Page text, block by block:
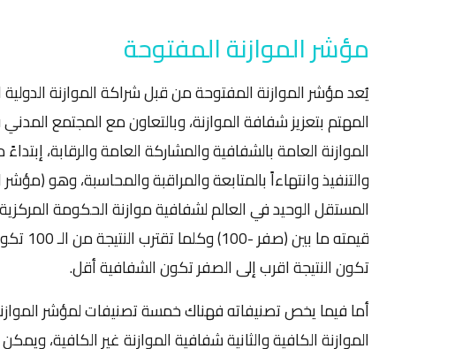
مؤشر الموازنة المفتوحة
يُعد مؤشر الموازنة المفتوحة من قبل شراكة الموازنة
المهتم بتعزيز شفافة الموازنة، وبالتعاون مع المجتمع
الموازنة العامة بالشفافية والمشاركة العامة والرقابة،
والتنفيذ وانتهاءاً بالمتابعة والمراقبة والمحاسبة، وهو
قيمته
تكون النتيجة اقرب إلى الصفر تكون الشفافية أقل.
أما فيما يخص تصنيفاته فهناك خمسة تصنيفات لمؤشر
الموازنة الكافية والثانية شفافية الموازنة غير الكافية، ويمكن